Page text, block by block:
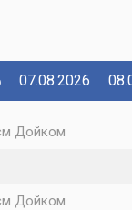
07.08.2026
Дойком
Дойком